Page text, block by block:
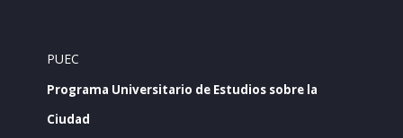
PUEC
Programa Universitario de Estudios sobre la
Ciudad